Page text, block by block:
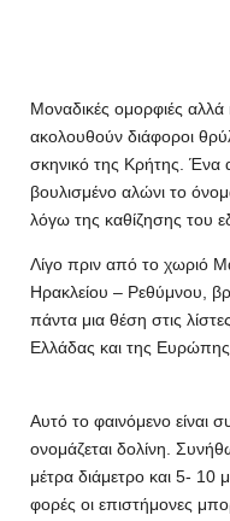
Μοναδικές ομορφιές
ακολουθούν διάφοροι
σκηνικό της Κρήτης. Ένα
βουλισμένο αλώνι το
λόγω της καθίζησης του
Λίγο πριν από το χωριό
Ηρακλείου – Ρεθύμνου,
πάντα μια θέση στις
Ελλάδας και της Ευρώπης.
Αυτό το φαινόμενο είναι
ονομάζεται δολίνη.
μέτρα διάμετρο και 5- 10
φορές οι επιστήμονες